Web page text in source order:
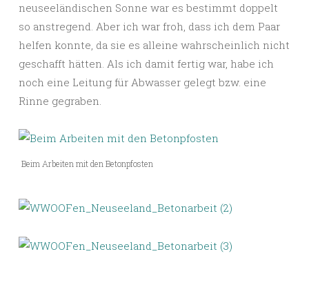
neuseeländischen Sonne war es bestimmt doppelt
so anstregend. Aber ich war froh, dass ich dem Paar
helfen konnte, da sie es alleine wahrscheinlich nicht
geschafft hätten. Als ich damit fertig war, habe ich
noch eine Leitung für Abwasser gelegt bzw. eine
Rinne gegraben.
Beim Arbeiten mit den Betonpfosten